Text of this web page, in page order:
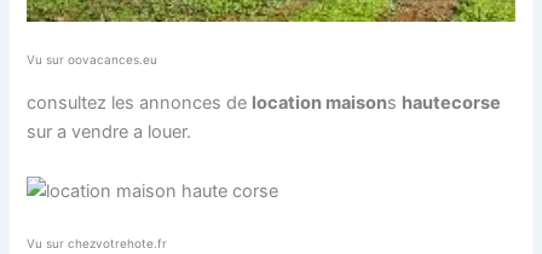
Vu sur oovacances.eu
consultez les annonces de location maisons hautecorse
sur a vendre a louer.
Vu sur chezvotrehote.fr